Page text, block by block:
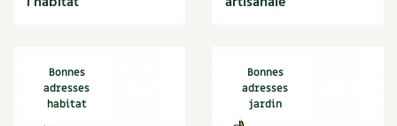
Bonnes
adresses
habitat
Bonnes
adresses
jardin